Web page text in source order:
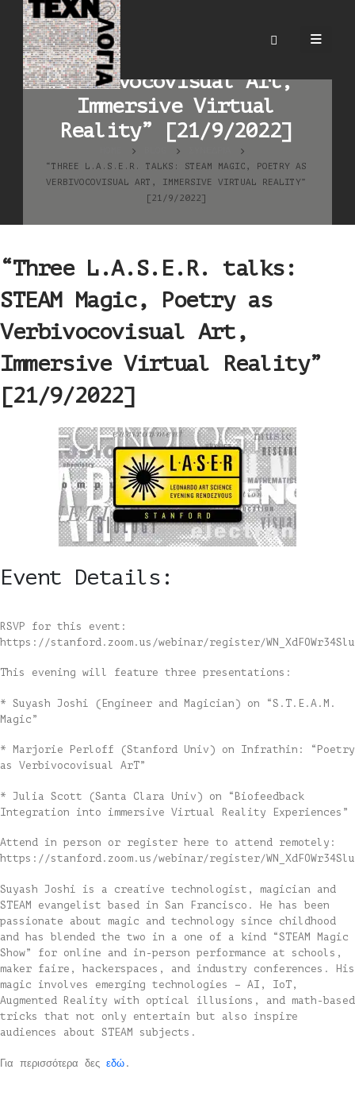
“Three L.A.S.E.R. talks:
STEAM Magic, Poetry as
Verbivocovisual Art,
Immersive Virtual
Reality” [21/9/2022]
“THREE L.A.S.E.R. TALKS: STEAM MAGIC, POETRY AS
VERBIVOCOVISUAL ART, IMMERSIVE VIRTUAL REALITY”
[21/9/2022]
“Three L.A.S.E.R. talks:
STEAM Magic, Poetry as
Verbivocovisual Art,
Immersive Virtual Reality”
[21/9/2022]
Event Details:
RSVP for this event:
https://stanford.zoom.us/webinar/register/
This evening will feature three presentations:
* Suyash Joshi (Engineer and Magician) on “S.T.E.A.M.
Magic”
* Marjorie Perloff (Stanford Univ) on Infrathin: “Poetry
as Verbivocovisual ArT”
* Julia Scott (Santa Clara Univ) on “Biofeedback
Integration into immersive Virtual Reality Experiences”
Attend in person or register here to attend remotely:
https://stanford.zoom.us/webinar/register/
Suyash Joshi is a creative technologist, magician and
STEAM evangelist based in San Francisco. He has been
passionate about magic and technology since childhood
and has blended the two in a one of a kind “STEAM Magic
Show” for online and in-person performance at schools,
maker faire, hackerspaces, and industry conferences. His
magic involves emerging technologies – AI, IoT,
Augmented Reality with optical illusions, and math-based
tricks that not only entertain but also inspire
audiences about STEAM subjects.
Για περισσότερα δες εδώ .